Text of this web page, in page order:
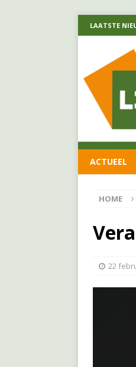
LAATSTE
ACTUEEL
HOME
22